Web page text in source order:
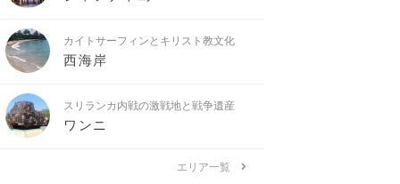
カイトサーフィンとキリスト教文化
西海岸
スリランカ内戦の激戦地と戦争遺産
ワンニ
エリア一覧